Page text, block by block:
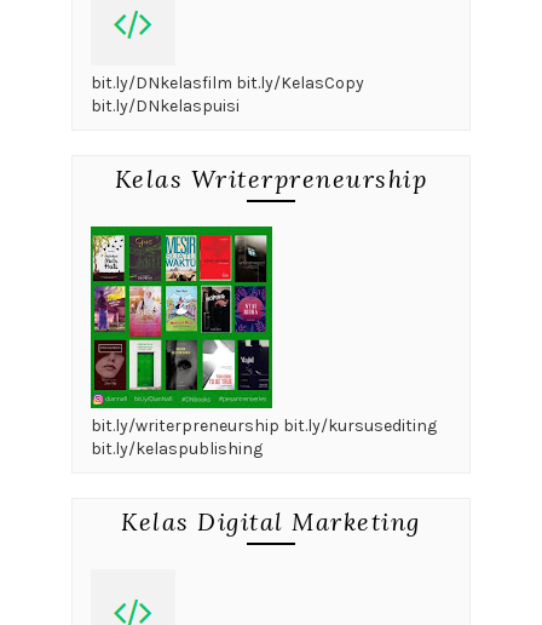
bit.ly/DNkelasfilm bit.ly/KelasCopy
bit.ly/DNkelaspuisi
Kelas Writerpreneurship
bit.ly/writerpreneurship bit.ly/kursusediting
bit.ly/kelaspublishing
Kelas Digital Marketing